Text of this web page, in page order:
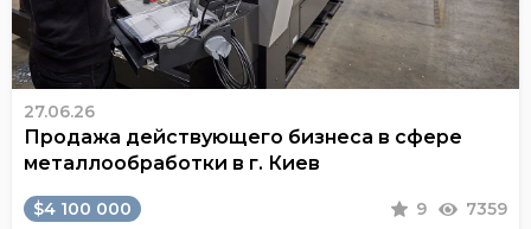
27.06.26
Продажа действующего бизнеса в сфере
металлообработки в г. Киев
$4 100 000 9 7359